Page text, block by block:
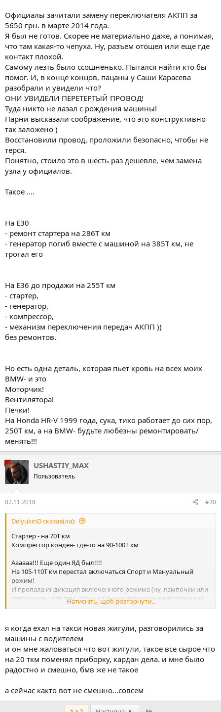
Официалы зачитали замену переключателя АКПП за
5650 грн. в марте 2014 года.
Я был не готов. Скорее не материально даже, а понимая,
что там какая-то чепуха. Ну, разъем отошел или еще где
контакт плохой.
Самому лезть было ссошненько. Пытался найти кто бы
помог. И, в конце концов, пацаны у Саши Карасева
разобрали и увидели что?
ОНИ УВИДЕЛИ ПЕРЕТЕРТЫЙ ПРОВОД!
Туда никто не лазал с рождения машины!
Парни высказали соображение, что это конструктивно
так заложено )
Восстановили провод, проложили безопасно, чтобы не
терся.
Понятно, стоило это в шесть раз дешевле, чем замена
узла у официалов.
Такое ....
На Е30
- ремонт стартера на 286Т км
- генератор погиб вместе с машиной на 385Т км, не
трогал его
На Е36 до продажи на 255Т км
- стартер,
- генератор,
- компрессор,
- механизм переключения передач АКПП ))
без ремонтов.
Но есть одна деталь, которая пьет кровь на всех моих
BMW- и это
Моторчик!
Вентилятора!
Печки!
На Honda HR-V 1999 года, сука, тихо работает до сих пор,
250Т км, а на BMW- будьте любезны ремонтировать/
менять!!!
USHASTIY_MAX
Пользователь
02.11.2018 #30
DelyukinD сказав(ла):
Стартер - на 70Т км
Компрессор кондея- где-то на 90-100Т км
Аааааа!!! Еще один ЯД был!!!!
На 105-110Т км перестал включаться Спорт и Мануальный
режим!
И пропала индикация включенного режима (ну, лампочки или
светодиоды, что там, сбоку от ручки переключения передач)!
Никаких ошибок по АКПП, но работала только в обычном
Рычаг движется как обычно, никаких вопросов; но не
включаются SD и M.
Официалы зачитали замену переключателя АКПП за 5650 грн. в
марте 2014 года.
Я был не готов. Скорее не материально даже, а понимая, что
плохой.
Самому лезть было ссошненько. Пытался найти кто бы помог.
И, в конце концов, пацаны у Саши Карасева разобрали и
Натисніть, щоб розгорнути...
я когда ехал на такси новая жигули, разговорились за
машины с водителем
и он мне жаловаться что вот жигули, такое все сырое что
на 20 ткм поменял приборку, кардан дела. и мне было
радостно и смешно, бмв же не такое
а сейчас както вот не смешно...совсем